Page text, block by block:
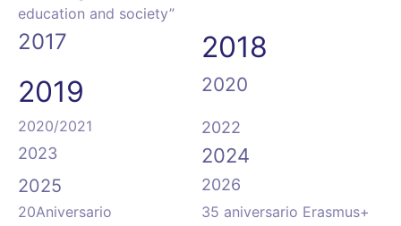
education and society”
2017
2018
2019
2020
2020/2021
2022
2023
2024
2025 2026
20Aniversario 35 aniversario Erasmus+